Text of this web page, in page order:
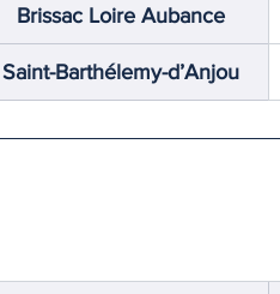
Brissac Loire Aubance
Saint-Barthélemy-d’Anjou